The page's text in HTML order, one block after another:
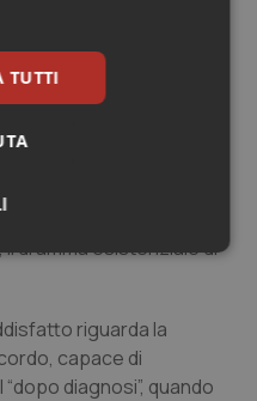
la cosa più importante
disabilità, perché
vengono
di mero sintomo,
completamente
un ritardo cognitivo
l’integrazione, c’è da
dramma esistenziale di
riguarda la
capace di
diagnosi”, quando
TUTTI
Marketing